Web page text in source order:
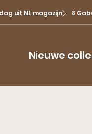
uit NL magazijn 8
Nieuwe